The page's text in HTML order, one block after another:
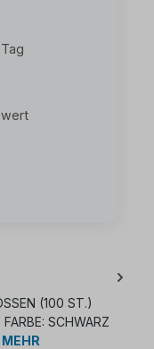
(100 ST.) N
SCHWARZ O
MEHR